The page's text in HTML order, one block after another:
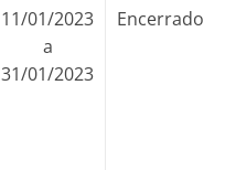
11/01/2023
a
31/01/2023
Encerrado